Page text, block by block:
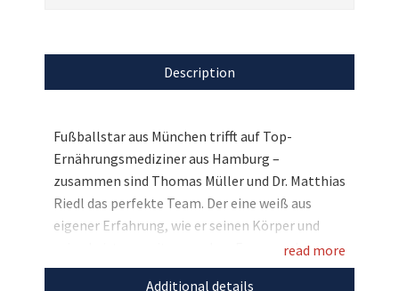
Description
Fußballstar aus München trifft auf Top-
Ernährungsmediziner aus Hamburg –
zusammen sind Thomas Müller und Dr. Matthias
Riedl das perfekte Team. Der eine weiß aus
eigener Erfahrung, wie er seinen Körper und
seine Leistung mit gesundem Essen pushen
kann. Der andere bringt als Experte das
read more
Additional details